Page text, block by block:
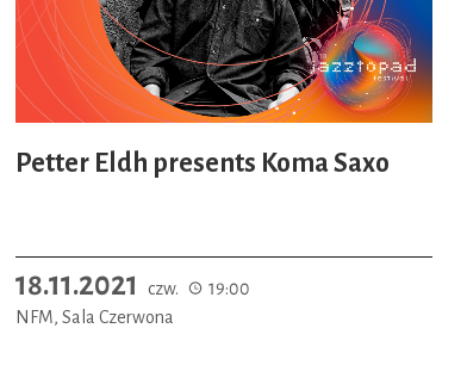
Petter Eldh presents Koma Saxo
18.11.2021 czw.
19:00
NFM, Sala Czerwona